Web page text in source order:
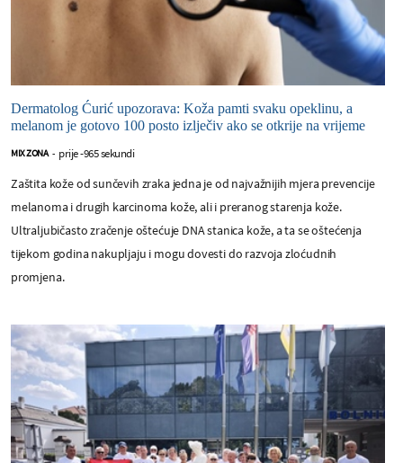
Dermatolog Ćurić upozorava: Koža pamti svaku opeklinu, a
melanom je gotovo 100 posto izlječiv ako se otkrije na vrijeme
MIX ZONA - prije -965 sekundi
Zaštita kože od sunčevih zraka jedna je od najvažnijih mjera prevencije
melanoma i drugih karcinoma kože, ali i preranog starenja kože.
Ultraljubičasto zračenje oštećuje DNA stanica kože, a ta se oštećenja
tijekom godina nakupljaju i mogu dovesti do razvoja zloćudnih
promjena.